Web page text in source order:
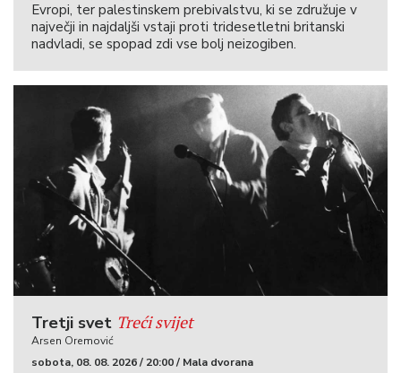
Evropi, ter palestinskem prebivalstvu, ki se združuje v
največji in najdaljši vstaji proti tridesetletni britanski
nadvladi, se spopad zdi vse bolj neizogiben.
Tretji svet Treći svijet
Arsen Oremović
sobota, 08. 08. 2026 / 20:00 / Mala dvorana